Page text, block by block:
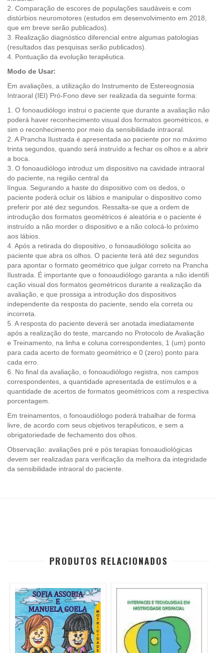
2. Comparação de escores de populações saudáveis e com
distúrbios neuromotores (estudos em desenvolvimento em 2018,
que em breve serão publicados).
3. Realização diagnóstico diferencial entre algumas patologias
(resultados das pesquisas serão publicados).
4. Pontuação da evolução terapêutica.
Modo de Usar:
Em avaliações, a utilização do Instrumento de Estereognosia
Intraoral (IEI) Pró-Fono deve ser realizada da seguinte forma:
1. O fonoaudiólogo instrui o paciente que durante a avaliação não
poderá haver reconhecimento visual dos formatos geométricos, e
sim o reconhecimento por meio da sensibilidade intraoral.
2. A Prancha Ilustrada é apresentada ao paciente por no máximo
trinta segundos, quando será instruído a fechar os olhos e a abrir
a boca.
3. O fonoaudiólogo introduz um dispositivo na cavidade intraoral
do paciente, na região central da
língua. Segurando a haste do dispositivo com os dedos, o
paciente poderá ocluir os lábios e manipular o dispositivo como
preferir por até dez segundos. Ressalta-se que a ordem de
introdução dos formatos geométricos é aleatória e o paciente é
instruído a não morder o dispositivo e a não colocá-lo próximo
aos lábios.
4. Após a retirada do dispositivo, o fonoaudiólogo solicita ao
paciente que abra os olhos. O paciente terá até dez segundos
para apontar o formato geométrico que julgar correto na Prancha
Ilustrada. É importante que o fonoaudiólogo garanta a não identifi
cação visual dos formatos geométricos durante a realização da
avaliação, e que prossiga a introdução dos dispositivos
independente da resposta do paciente, sendo ela correta ou
incorreta.
5. A resposta do paciente deverá ser anotada imediatamente
após a realização do teste, marcando no Protocolo de Avaliação
e Treinamento, na linha e coluna correspondentes, 1 (um) ponto
para cada acerto de formato geométrico e 0 (zero) ponto para
cada erro.
6. No final da avaliação, o fonoaudiólogo registra, nos campos
correspondentes, a quantidade apresentada de estímulos e a
quantidade de acertos de formatos geométricos com a respectiva
porcentagem.
Em treinamentos, o fonoaudiólogo poderá trabalhar de forma
livre, de acordo com seus objetivos terapêuticos, e sem a
obrigatoriedade de fechamento dos olhos.
Observação: avaliações pré e pós terapias fonoaudiológicas
devem ser realizadas para verificação da melhora da integridade
da sensibilidade intraoral do paciente.
PRODUTOS RELACIONADOS